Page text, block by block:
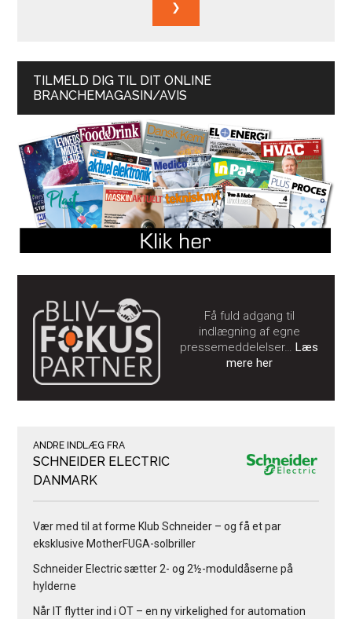
TILMELD DIG TIL DIT ONLINE
BRANCHEMAGASIN/AVIS
Få fuld adgang til
indlægning af egne
pressemeddelelser…Læs
mere her
ANDRE INDLÆG FRA
SCHNEIDER ELECTRIC
DANMARK
Vær med til at forme Klub Schneider – og få et par
eksklusive MotherFUGA-solbriller
Schneider Electric sætter 2- og 2½-moduldåserne på
hylderne
Når IT flytter ind i OT – en ny virkelighed for automation